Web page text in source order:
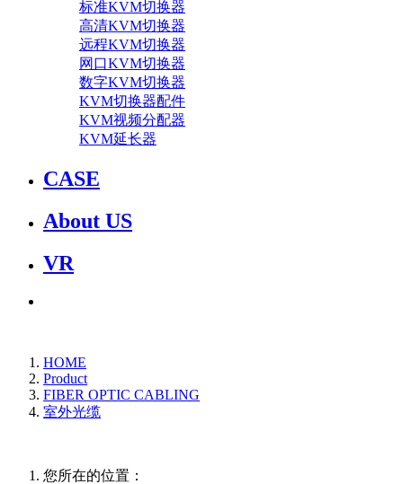
标准KVM切换器
高清KVM切换器
远程KVM切换器
网口KVM切换器
数字KVM切换器
KVM切换器配件
KVM视频分配器
KVM延长器
CASE
About US
VR
HOME
Product
FIBER OPTIC CABLING
室外光缆
您所在的位置：